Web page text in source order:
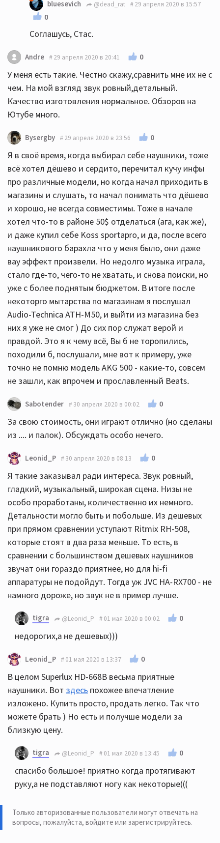
bluesevich @dead_rat 29 апреля 2020 в 15:57
0
Соглашусь, Стас.
Andre 29 апреля 2020 в 20:41 0
У меня есть такие. Честно скажу,сравнить мне их не с
чем. На мой взгляд звук ровный,детальный.
Качество изготовления нормальное. Обзоров на
Ютубе много.
Bysergby 29 апреля 2020 в 23:56 0
Я в своё время, когда выбирал себе наушники, тоже
всё хотел дёшево и сердито, перечитал кучу инфы
про различные модели, но когда начал приходить в
магазины и слушать, то начал понимать что дёшево
и хорошо, не всегда совместимы. Тоже в начале
хотел что-то в районе 50$ отделаться (ага, как же),
и даже купил себе Koss sportapro, и да, после всего
наушникового барахла что у меня было, они даже
вау эффект произвели. Но недолго музыка играла,
стало где-то, чего-то не хватать, и снова поиски, но
уже с более поднятым бюджетом. В итоге после
некоторго мытарства по магазинам я послушал
Audio-Technica ATH-M50, и выйти из магазина без
них я уже не смог ) До сих пор служат верой и
правдой. Это я к чему всё, Вы б не торопились,
походили б, послушали, мне вот к примеру, уже
точно не помню модель AKG 500 - какие-то, совсем
не зашли, как впрочем и прославленный Beats.
Sabotender 30 апреля 2020 в 00:02 0
За свою стоимость, они играют отлично (но сделаны
из .... и палок). Обсуждать особо нечего.
Leonid_P 30 апреля 2020 в 08:13 0
Я такие заказывал ради интереса. Звук ровный,
гладкий, музыкальный, широкая сцена. Низы не
особо проработаны, количественно их немного.
Детальности могло быть и побольше. Из дешевых
при прямом сравнении уступают Ritmix RH-508,
которые стоят в два раза меньше. То есть, в
сравнении с большинством дешевых наушников
звучат они гораздо приятнее, но для hi-fi
аппаратуры не подойдут. Тогда уж JVC HA-RX700 - не
намного дороже, но звук не в пример лучше.
tigra @Leonid_P 01 мая 2020 в 00:02 0
недорогих,а не дешевых)))
Leonid_P 01 мая 2020 в 13:37 0
В целом Superlux HD-668B весьма приятные
наушники. Вот здесь похожее впечатление
изложено. Купить просто, продать легко. Так что
можете брать ) Но есть и получше модели за
близкую цену.
tigra @Leonid_P 01 мая 2020 в 13:45 0
спасибо большое! приятно когда протягивают
руку,а не подставляют ногу как некоторые(((
Только авторизованные пользователи могут отвечать на
вопросы, пожалуйста, войдите или зарегистрируйтесь.